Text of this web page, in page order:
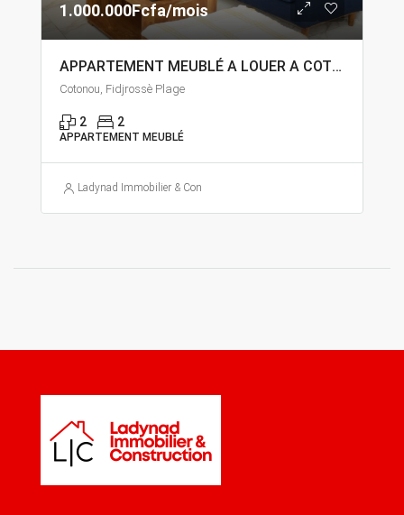
1.000.000Fcfa/mois
APPARTEMENT MEUBLÉ A LOUER A COTONOU FIDJROSSÈ PLAGE
Cotonou, Fidjrossè Plage
2 2
APPARTEMENT MEUBLÉ
Ladynad Immobilier & Construction